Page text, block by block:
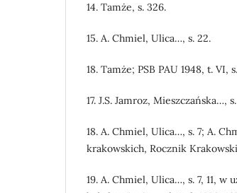
14. Tamże, s. 326.
15. A. Chmiel, Ulica…, s. 22.
18. Tamże; PSB PAU 1948, t. VI,
17. J.S. Jamroz, Mieszczańska…,
18. A. Chmiel, Ulica…, s. 7; A.
krakowskich, Rocznik
19. A. Chmiel, Ulica…, s. 7, 11,